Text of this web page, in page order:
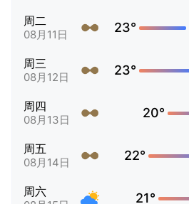
周二
08月11日 23°
周三
08月12日 23°
周四
08月13日 20°
周五
08月14日 22°
周六 21°